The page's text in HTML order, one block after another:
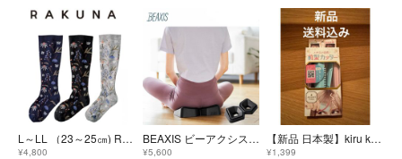
L～LL （23～25㎝) RAKUNA 整体着圧ハイソックス フラワー 3足
¥4,800
BEAXIS ビーアクシス HIP-CUP ヒップカップ
¥5,600
【新品 日本製】kiru kuru セルフ前髪カッター カーラー クリップ
¥1,399